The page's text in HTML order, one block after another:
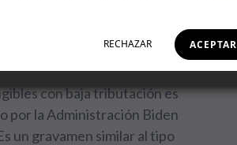
ACEPTAR
RECHAZAR
las grandes
Income es un impuesto
con baja tributación es
por la Administración Biden
un gravamen similar al tipo